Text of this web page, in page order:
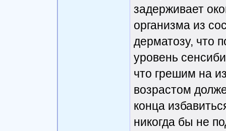
задерживает
организма из
дерматозу, что
уровень
что грешим на
возрастом
конца
никогда бы не